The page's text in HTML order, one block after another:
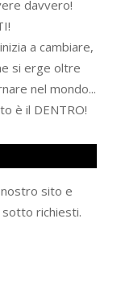
davvero!
a cambiare,
si erge oltre
nel mondo...
è il DENTRO!
sito e
richiesti.